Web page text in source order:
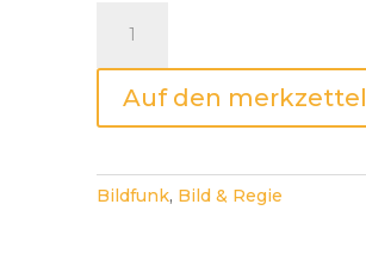
300
1x
Menge
Auf den merkzettel
Bildfunk, Bild & Regie